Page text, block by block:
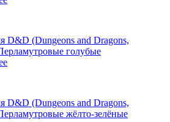
D&D (Dungeons and Dragons,
голубые
D&D (Dungeons and Dragons,
жёлто-зелёные